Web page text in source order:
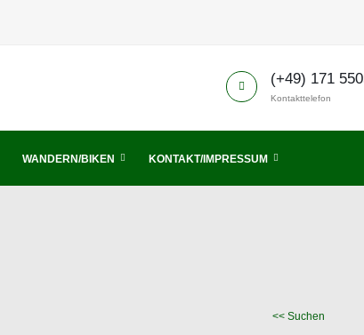
(+49) 171
Kontakttelefon
WANDERN/BIKEN KONTAKT/IMPRESSUM
<< Suchen